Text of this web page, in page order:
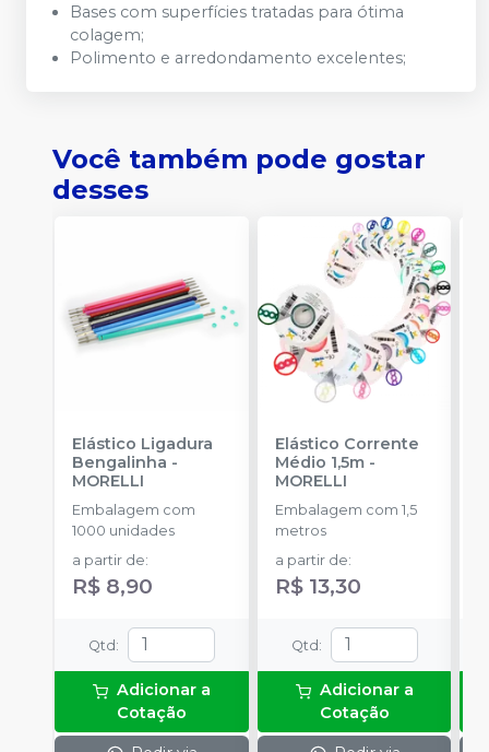
Bases com superfícies tratadas para ótima
colagem;
Polimento e arredondamento excelentes;
Você também pode gostar
desses
Elástico Ligadura
Bengalinha -
MORELLI
Embalagem com
1000 unidades
a partir de:
R$ 8,90
Qtd :
Adicionar a
Cotação
Elástico Corrente
Médio 1,5m-
MORELLI
Embalagem com 1,5
metros
a partir de:
R$ 13,30
Qtd :
Adicionar a
Cotação